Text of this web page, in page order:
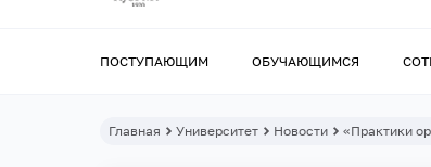
ПОСТУПАЮЩИМ ОБУЧАЮЩИМСЯ
Главная Университет Новости «Практики